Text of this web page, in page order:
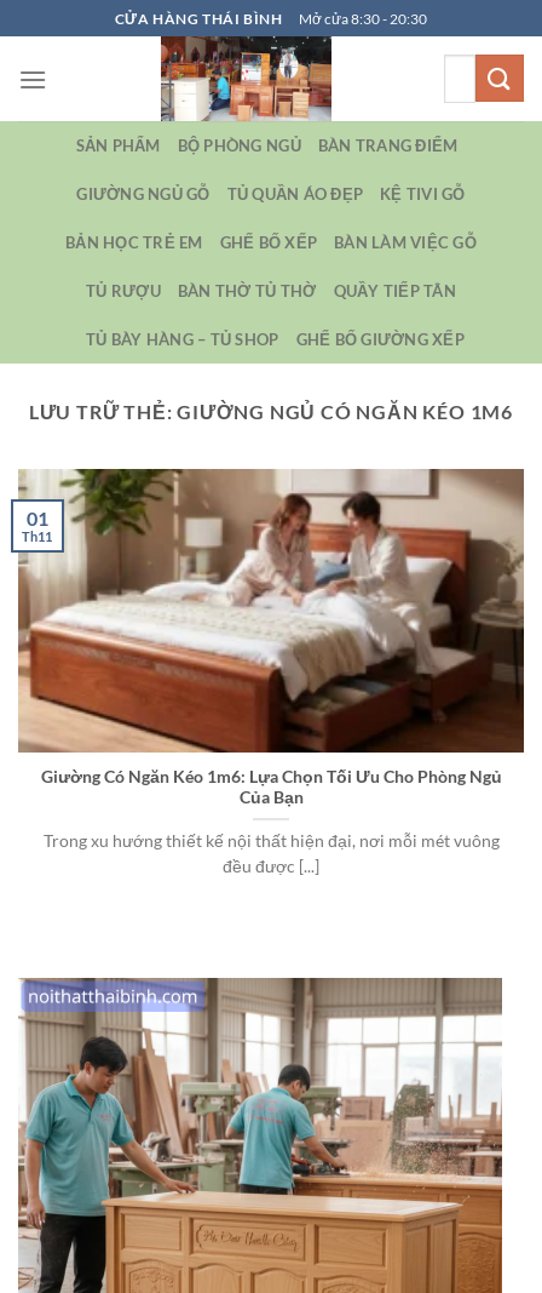
qua
nội
CỬA HÀNG THÁI BÌNH Mở cửa 8:30 - 20:30
SẢN PHẨM BỘ PHÒNG NGỦ BÀN TRANG ĐIỂM
GIƯỜNG NGỦ GỖ TỦ QUẦN ÁO ĐẸP KỆ TIVI GỖ
BẢN HỌC TRẺ EM GHẾ BỐ XẾP BÀN LÀM VIỆC GỖ
TỦ RƯỢU BÀN THỜ TỦ THỜ QUẦY TIẾP TÂN
TỦ BÀY HÀNG – TỦ SHOP GHẾ BỐ GIƯỜNG XẾP
LƯU TRỮ THẺ:GIƯỜNG NGỦ CÓ NGĂN KÉO 1M6
Giường Có Ngăn Kéo 1m6: Lựa Chọn Tối Ưu Cho Phòng Ngủ
Của Bạn
Trong xu hướng thiết kế nội thất hiện đại, nơi mỗi mét vuông
đều được [...]
01
Th11